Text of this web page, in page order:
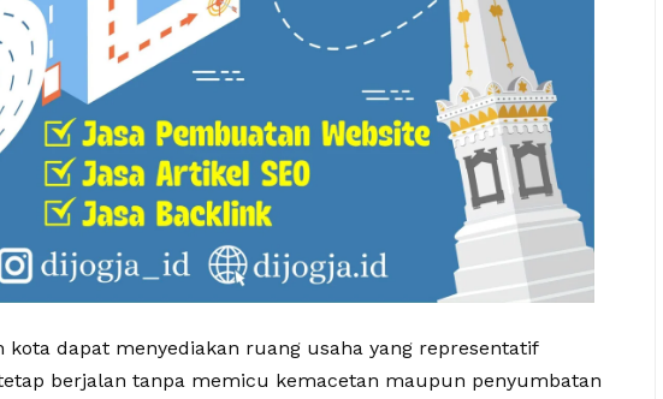
kota dapat menyediakan ruang usaha yang representatif
berjalan tanpa memicu kemacetan maupun penyumbatan